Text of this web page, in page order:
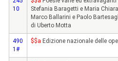
10
Stefania Baragetti e Maria
Marco Ballarini e Paolo
di Uberto Motta
490
1#
$$a Edizione nazionale delle